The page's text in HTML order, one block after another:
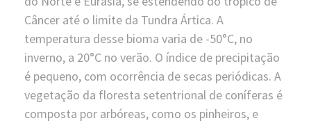
Câncer até o limite da Tundra Ártica. A
temperatura desse bioma varia de -50°C, no
inverno, a 20°C no verão. O índice de precipitação
é pequeno, com ocorrência de secas periódicas. A
vegetação da floresta setentrional de coníferas é
composta por arbóreas, como os pinheiros, e